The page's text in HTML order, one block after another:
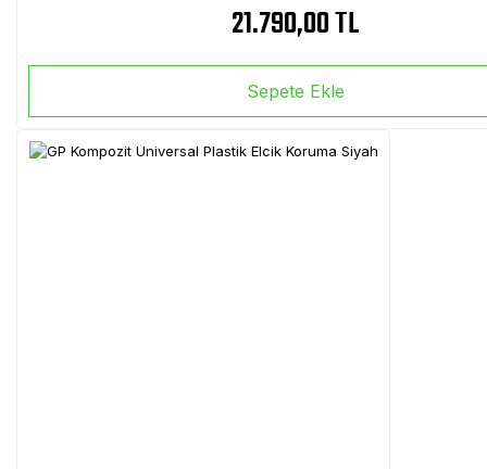
21.790,00 TL
Sepete Ekle